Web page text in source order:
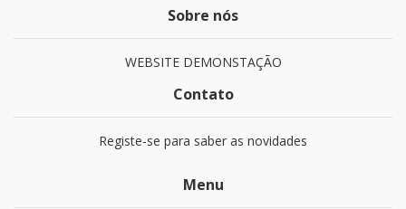
Sobre nós
WEBSITE DEMONSTAÇÃO
Contato
Registe-se para saber as novidades
Menu